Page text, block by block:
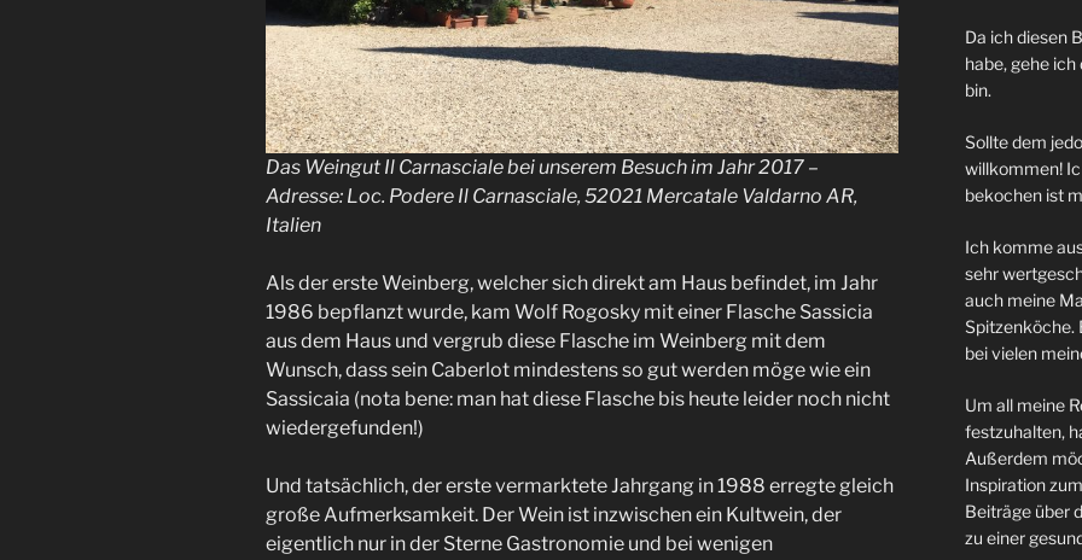
Das Weingut Il Carnasciale bei unserem Besuch im Jahr 2017 –
Adresse: Loc. Podere Il Carnasciale, 52021 Mercatale Valdarno AR,
Italien
Als der erste Weinberg, welcher sich direkt am Haus befindet, im Jahr
1986 bepflanzt wurde, kam Wolf Rogosky mit einer Flasche Sassicia
aus dem Haus und vergrub diese Flasche im Weinberg mit dem
Wunsch, dass sein Caberlot mindestens so gut werden möge wie ein
Sassicaia (nota bene: man hat diese Flasche bis heute leider noch nicht
wiedergefunden!)
Und tatsächlich, der erste vermarktete Jahrgang in 1988 erregte gleich
große Aufmerksamkeit. Der Wein ist inzwischen ein Kultwein, der
eigentlich nur in der Sterne Gastronomie und bei wenigen
Da ich diesen
habe, gehe
bin.
Sollte dem
willkommen!
bekochen ist
Ich komme
sehr
auch meine
Spitzenköche.
bei vielen
Um all meine
festzuhalten,
Außerdem
Inspiration
Beiträge über
zu einer